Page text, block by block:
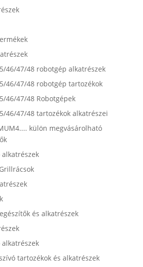
46/47/48 robotgép alkatrészek
46/47/48 robotgép tartozékok
46/47/48 Robotgépek
46/47/48 tartozékok alkatrészei
külön megvásárolható
és alkatrészek
tartozékok és alkatrészek